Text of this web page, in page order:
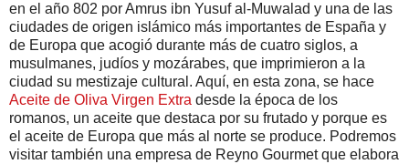
en el año 802 por Amrus ibn Yusuf al-Muwalad y una de las
ciudades de origen islámico más importantes de España y
de Europa que acogió durante más de cuatro siglos, a
musulmanes, judíos y mozárabes, que imprimieron a la
ciudad su mestizaje cultural. Aquí, en esta zona, se hace
Aceite de Oliva Virgen Extra desde la época de los
romanos, un aceite que destaca por su frutado y porque es
el aceite de Europa que más al norte se produce. Podremos
visitar también una empresa de Reyno Gourmet que elabora